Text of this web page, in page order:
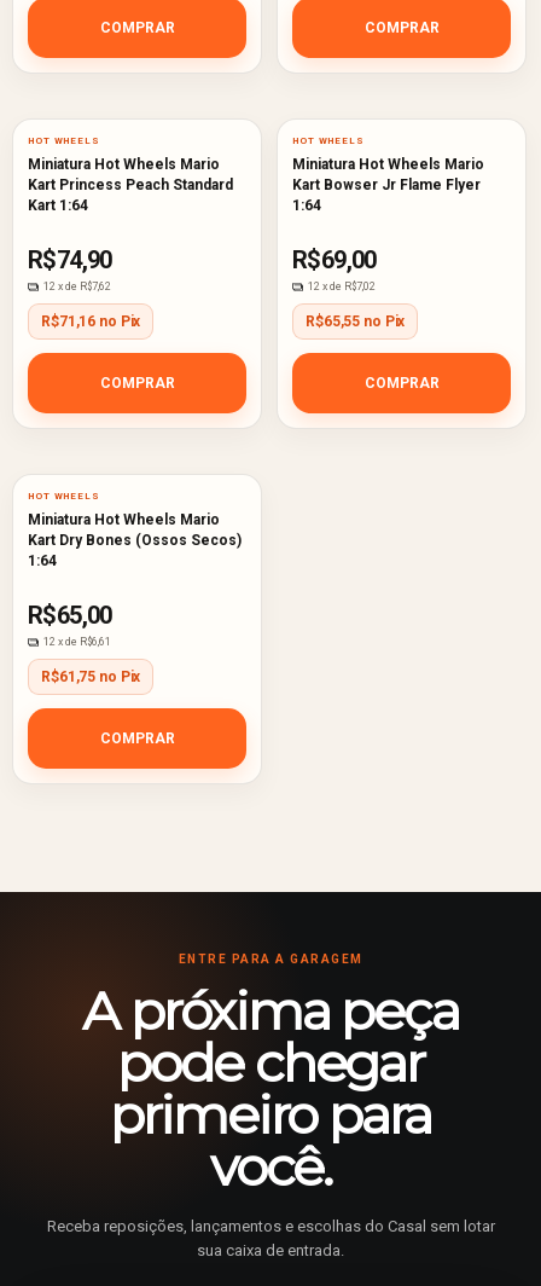
COMPRAR COMPRAR
HOT WHEELS
Miniatura Hot Wheels Mario
Kart Princess Peach Standard
Kart 1:64
R$74,90
12 x de R$7,62
R$71,16 no Pix
COMPRAR
HOT WHEELS
Miniatura Hot Wheels Mario
Kart Bowser Jr Flame Flyer
1:64
R$69,00
12 x de R$7,02
R$65,55 no Pix
COMPRAR
HOT WHEELS
Miniatura Hot Wheels Mario
Kart Dry Bones (Ossos Secos)
1:64
R$65,00
12 x de R$6,61
R$61,75 no Pix
COMPRAR
ENTRE PARA A GARAGEM
A próxima peça
pode chegar
primeiro para
você.
Receba reposições, lançamentos e escolhas do Casal sem lotar
sua caixa de entrada.